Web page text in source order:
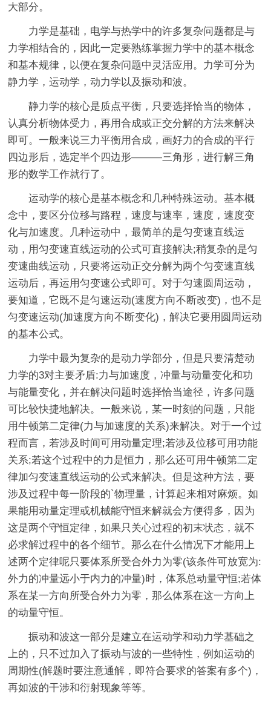
大部分。
力学是基础，电学与热学中的许多复杂问题都是与
力学相结合的，因此一定要熟练掌握力学中的基本概念
和基本规律，以便在复杂问题中灵活应用。力学可分为
静力学，运动学，动力学以及振动和波。
静力学的核心是质点平衡，只要选择恰当的物体，
认真分析物体受力，再用合成或正交分解的方法来解决
即可。一般来说三力平衡用合成，画好力的合成的平行
四边形后，选定半个四边形———三角形，进行解三角
形的数学工作就行了。
运动学的核心是基本概念和几种特殊运动。基本概
念中，要区分位移与路程，速度与速率，速度，速度变
化与加速度。几种运动中，最简单的是匀变速直线运
动，用匀变速直线运动的公式可直接解决;稍复杂的是匀
变速曲线运动，只要将运动正交分解为两个匀变速直线
运动后，再运用匀变速公式即可。对于匀速圆周运动，
要知道，它既不是匀速运动(速度方向不断改变)，也不是
匀变速运动(加速度方向不断变化)，解决它要用圆周运动
的基本公式。
力学中最为复杂的是动力学部分，但是只要清楚动
力学的3对主要矛盾:力与加速度，冲量与动量变化和功
与能量变化，并在解决问题时选择恰当途径，许多问题
可比较快捷地解决。一般来说，某一时刻的问题，只能
用牛顿第二定律(力与加速度的关系)来解决。对于一个过
程而言，若涉及时间可用动量定理;若涉及位移可用功能
关系;若这个过程中的力是恒力，那么还可用牛顿第二定
律加匀变速直线运动的公式来解决。但是这种方法，要
涉及过程中每一阶段的`物理量，计算起来相对麻烦。如
果能用动量定理或机械能守恒来解就会方便得多，因为
这是两个守恒定律，如果只关心过程的初末状态，就不
必求解过程中的各个细节。那么在什么情况下才能用上
述两个定律呢只要体系所受合外力为零(该条件可放宽为:
外力的冲量远小于内力的冲量)时，体系总动量守恒;若体
系在某一方向所受合外力为零，那么体系在这一方向上
的动量守恒。
振动和波这一部分是建立在运动学和动力学基础之
上的，只不过加入了振动与波的一些特性，例如运动的
周期性(解题时要注意通解，即符合要求的答案有多个)，
再如波的干涉和衍射现象等等。